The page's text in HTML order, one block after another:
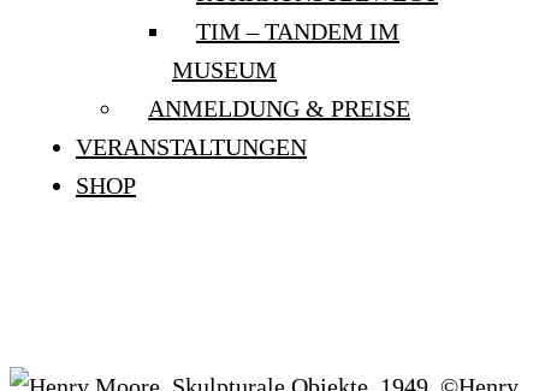
TIM – TANDEM IM
MUSEUM
ANMELDUNG & PREISE
VERANSTALTUNGEN
SHOP